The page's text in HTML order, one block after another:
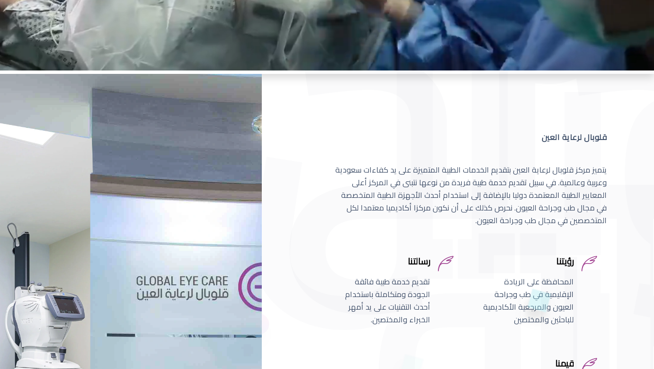
قلوبال لرعاية العين
يتميز مركز قلوبال لرعاية العين بتقديم الخدمات الطبية المتميزة على يد كفاءات سعودية
وعربية وعالمية. في سبيل تقديم خدمة طبية فريدة من نوعها نتبنى في المركز أعلى
المعايير الطبية المعتمدة دوليا بالإضافة إلى استخدام أحدث الأجهزة الطبية المتخصصة
في مجال طب وجراحة العيون. نحرص كذلك على أن نكون مركزا أكاديميا معتمدا لكل
المتخصصين في مجال طب وجراحة العيون.
رؤيتنا
المحافظة على الريادة
الإقليمية في طب وجراحة
العيون والمرجعية الأكاديمية
للباحثين والمختصين
رسالتنا
تقديم خدمة طبية فائقة
الجودة ومتكاملة باستخدام
أحدث التقنيات على يد أمهر
الخبراء والمختصين.
قيمنا